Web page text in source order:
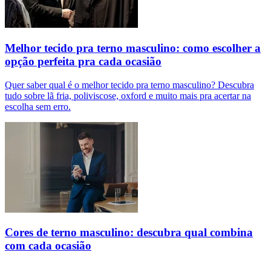
Melhor tecido pra terno masculino: como escolher a
opção perfeita pra cada ocasião
Quer saber qual é o melhor tecido pra terno masculino? Descubra
tudo sobre lã fria, poliviscose, oxford e muito mais pra acertar na
escolha sem erro.
Cores de terno masculino: descubra qual combina
com cada ocasião